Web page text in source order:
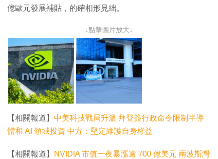
億歐元發展補貼，的確相形見絀。
↓點擊圖片放大↓
【相關報道】 中美科技戰局升溫 拜登簽行政命令限制半導
體和 AI 領域投資 中方：堅定維護自身權益
【相關報道】
NVIDIA 市值一夜暴漲逾 700 億美元 兩波斯灣